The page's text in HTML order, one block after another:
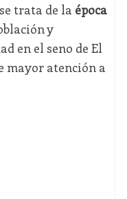
trata de la época
y
en el seno de El
mayor atención a